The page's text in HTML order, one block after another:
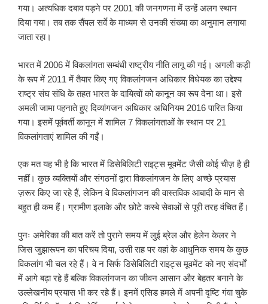
गया। अत्यधिक दबाव पड़ने पर 2001 की जनगणना में उन्हें अलग स्थान
दिया गया। तब तक सैंपल सर्वे के माध्यम से उनकी संख्या का अनुमान लगाया
जाता रहा।
भारत में 2006 में विकलांगता सम्बंधी राष्ट्रीय नीति लागू की गई। अगली कड़ी
के रूप में 2011 में तैयार किए गए विकलांगजन अधिकार विधेयक का उद्देश्य
राष्ट्र संघ संधि के तहत भारत के दायित्वों को कानून का रूप देना था। इसे
अमली जामा पहनाते हुए दिव्यांगजन अधिकार अधिनियम 2016 पारित किया
गया। इसमें पूर्ववर्ती कानून में शामिल 7 विकलांगताओं के स्थान पर 21
विकलांगताएं शामिल की गईं।
एक मत यह भी है कि भारत में डिसेबिलिटी राइट्स मूवमेंट जैसी कोई चीज़ है ही
नहीं। कुछ व्यक्तियों और संगठनों द्वारा विकलांगजन के लिए अच्छे प्रयास
ज़रूर किए जा रहे हैं, लेकिन वे विकलांगजन की वास्तविक आबादी के मान से
बहुत ही कम हैं। ग्रामीण इलाके और छोटे कस्बे सेवाओं से पूरी तरह वंचित हैं।
पुनः अमेरिका की बात करें तो पुराने समय में लुई ब्रेल और हेलेन केलर ने
जिस जुझारूपन का परिचय दिया, उसी राह पर वहां के आधुनिक समय के कुछ
विकलांग भी चल रहे हैं। वे न सिर्फ डिसेबिलिटी राइट्स मूवमेंट को नए संदर्भों
में आगे बढ़ा रहे हैं बल्कि विकलांगजन का जीवन आसान और बेहतर बनाने के
उल्लेखनीय प्रयास भी कर रहे हैं। इनमें एसिड हमले में अपनी दृष्टि गंवा चुके